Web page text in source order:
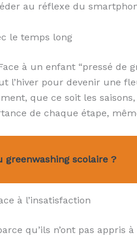
au réflexe du
le temps long
à un enfant “pressé de
l’hiver pour devenir une
que ce soit les
de chaque étape,
greenwashing scolaire ?
à l’insatisfaction
qu’ils n’ont pas appris